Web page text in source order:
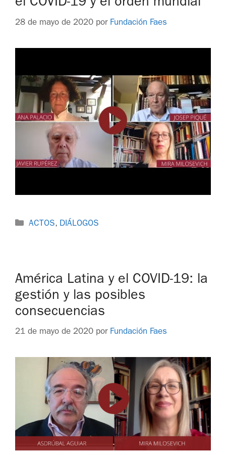
el COVID-19 y el orden mundial
28 de mayo de 2020 por Fundación Faes
ACTOS, DIÁLOGOS
América Latina y el COVID-19: la
gestión y las posibles
consecuencias
21 de mayo de 2020 por Fundación Faes